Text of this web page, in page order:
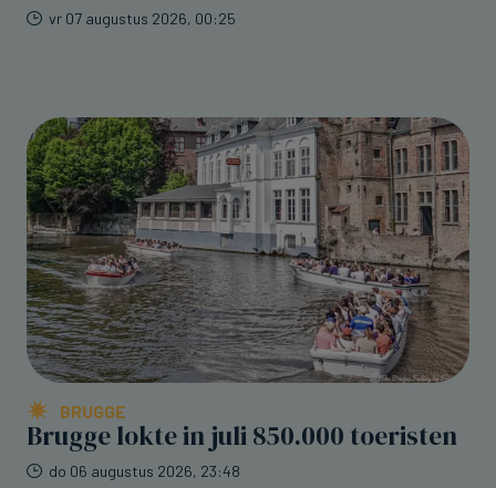
vr 07 augustus 2026, 00:25
BRUGGE
Brugge lokte in juli 850.000 toeristen
do 06 augustus 2026, 23:48